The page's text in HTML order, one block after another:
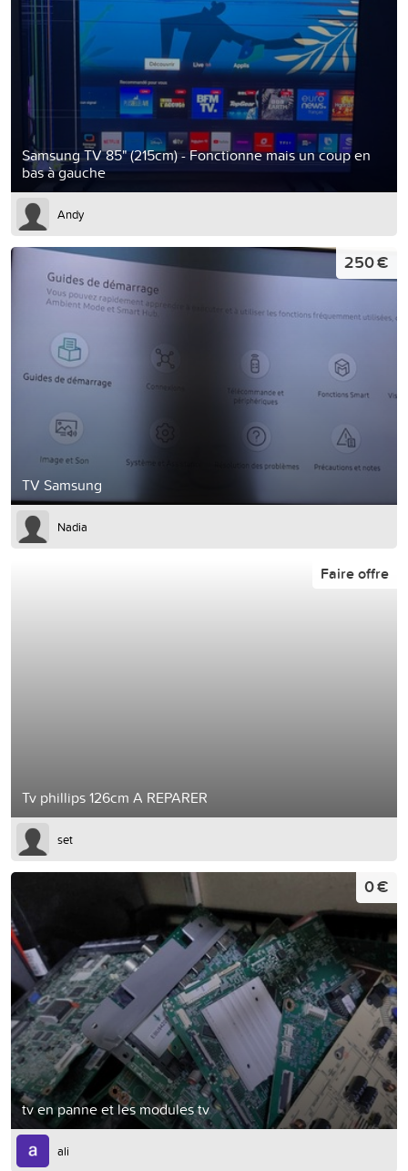
Samsung TV 85" (215cm) - Fonctionne mais un coup en
bas à gauche
Andy
TV Samsung
250 €
Nadia
Tv phillips 126cm A REPARER
Faire offre
set
tv en panne et les modules tv
0 €
ali